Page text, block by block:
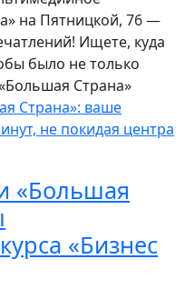
на Пятницкой, 76 —
Ищете, куда
было не только
Страна»
Страна»: ваше
не покидая центра
«Большая
«Бизнес